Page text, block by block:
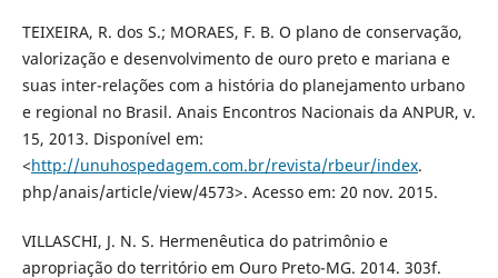
TEIXEIRA, R. dos S.; MORAES, F. B. O plano de conservação,
valorização e desenvolvimento de ouro preto e mariana e
suas inter-relações com a história do planejamento urbano
e regional no Brasil. Anais Encontros Nacionais da ANPUR, v.
15, 2013. Disponível em:
<http://unuhospedagem.com.br/revista/rbeur/index.
php/anais/article/view/4573>. Acesso em: 20 nov. 2015.
VILLASCHI, J. N. S. Hermenêutica do patrimônio e
apropriação do território em Ouro Preto-MG. 2014. 303f.